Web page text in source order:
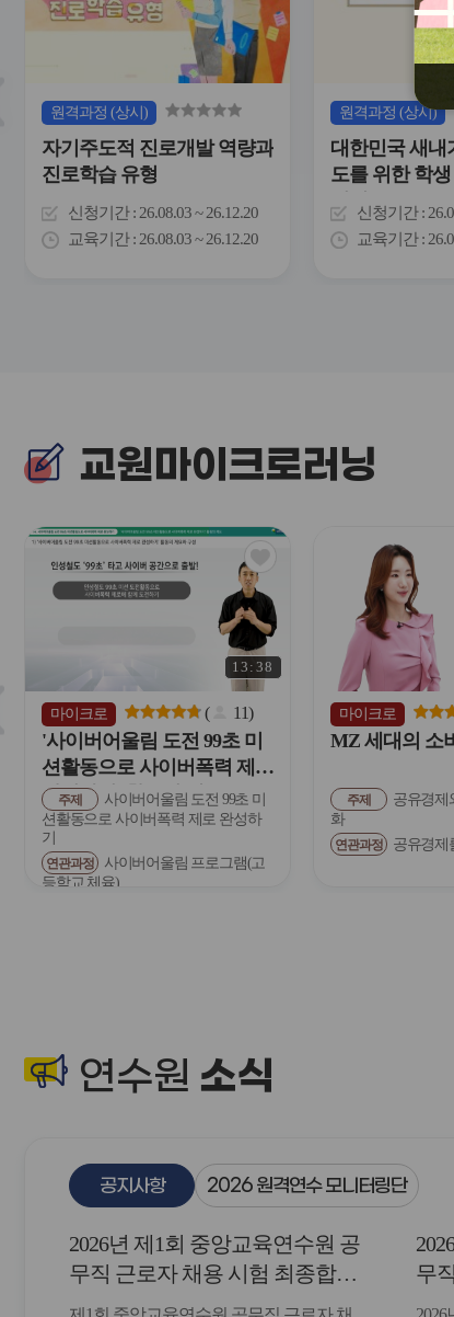
콘
원격과정 (상시)
자기주도적 진로개발 역량과
진로학습 유형
신청기간 26.08.03 ~ 26.12.20
교육기간 26.08.03 ~ 26.12.20
원격과정 (상시)
대한민국 새내
도를 위한 학
이해
신청기간
교육기간
교원마이크로러닝
심
아
이
콘
13:38
마이크로 ( 11)
'사이버어울림 도전 99초 미
션활동으로 사이버폭력 제로
완성하기' 활동의 개요
주제
사이버어울림 도전 99초 미
션활동으로 사이버폭력 제로 완성하
기
연관과정
사이버어울림 프로그램(고
등학교 체육)
마이크로
MZ 세대의 소
주제
공유경제
화
연관과정 공유경제
연수원 소식
공지사항 2026 원격연수 모니터링단
2026년 제1회 중앙교육연수원 공
무직 근로자 채용 시험 최종합격
자 발표 및 등록 안내
무
자